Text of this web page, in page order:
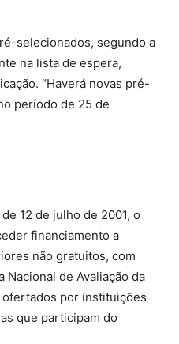
selecionados, segundo a
na lista de espera,
“Haverá novas pré-
período de 25 de
12 de julho de 2001, o
financiamento a
não gratuitos, com
Nacional de Avaliação da
ofertados por instituições
que participam do